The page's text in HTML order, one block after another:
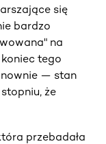
się
bardzo
na
tego
— stan
że
przebadała